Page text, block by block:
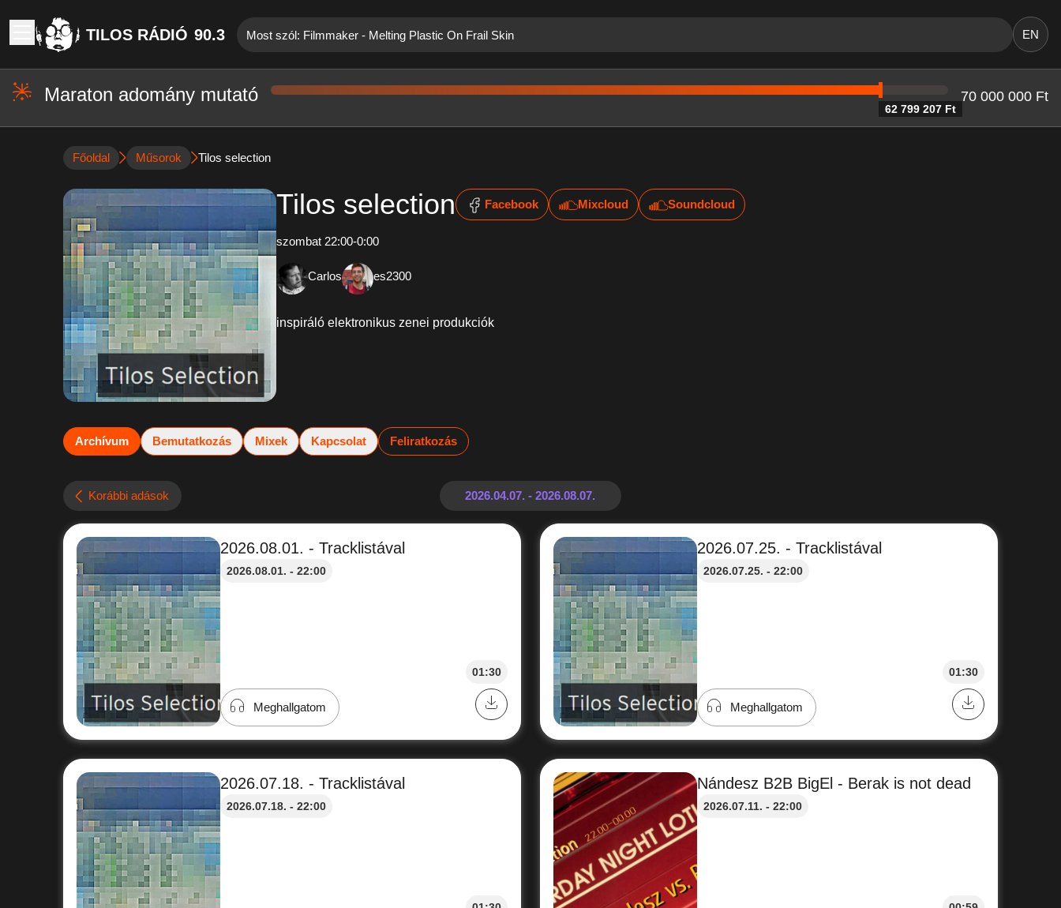
TILOS RÁDIÓ 90.3 Most szól: Filmmaker - Melting Plastic On Frail Skin EN
Maraton adomány mutató
62 799 207 Ft
70 000 000 Ft
Főoldal Műsorok Tilos selection
Tilos selection Facebook Mixcloud Soundcloud
szombat 22:00-0:00
Carlos es2300
inspiráló elektronikus zenei produkciók
Archívum Bemutatkozás Mixek Kapcsolat Feliratkozás
Korábbi adások
2026.08.01. - Tracklistával
2026.08.01. - 22:00
01:30
Meghallgatom
2026.07.25. - Tracklistával
2026.07.25. - 22:00
01:30
Meghallgatom
2026.07.18. - Tracklistával
2026.07.18. - 22:00
Nándesz B2B BigEl - Berak is not dead
2026.07.11. - 22:00